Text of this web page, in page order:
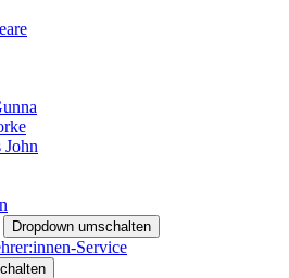
Dropdown umschalten
Service